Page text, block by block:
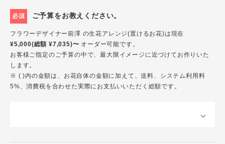
必須 ご予算をお教えください。
フラワーデザイナー前澤 の生花アレンジ(置けるお花)は現在
¥5,000(総額 ¥7,035)〜 オーダー可能です。
お客様ご指定のご予算の中で、最大限イメージに近づけてお作りいた
します。
※ ( )内の金額は、お花自体の金額に加えて、送料、システム利用料
5%、消費税を合わせた実際にお支払いいただく総額です。